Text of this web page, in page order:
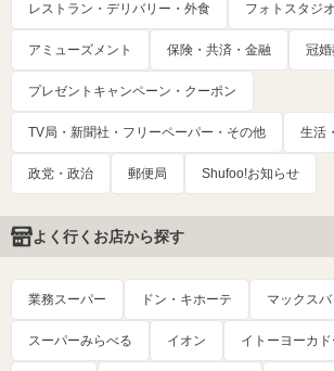
レストラン・デリバリー・外食 フォトスタジ
アミューズメント 保険・共済・金融 冠婚
プレゼントキャンペーン・クーポン
TV局・新聞社・フリーペーパー・その他 生活
政党・政治 郵便局 Shufoo!お知らせ
よく行くお店から探す
業務スーパー ドン・キホーテ マックスバ
スーパーみらべる イオン イトーヨーカド